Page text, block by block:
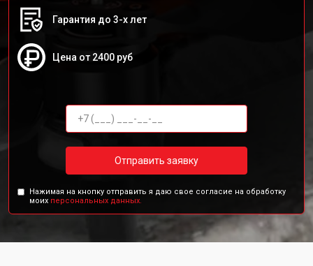
Гарантия до 3-х лет
Цена от 2400 руб
Отправить заявку
Нажимая на кнопку отправить я даю свое согласие на обработку
моих персональных данных.